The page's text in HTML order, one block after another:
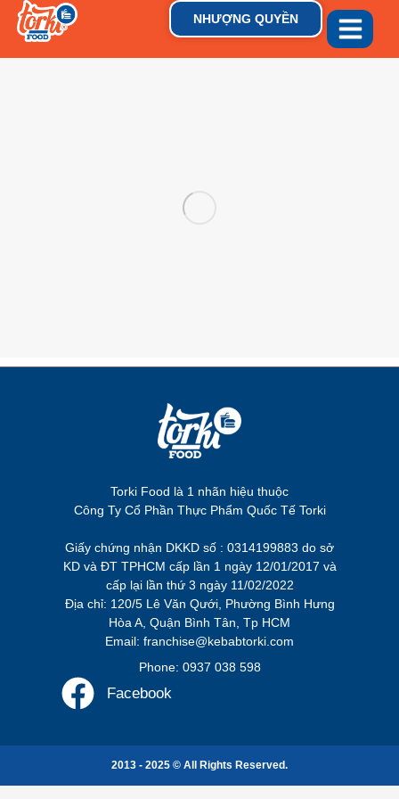
NHƯỢNG QUYỀN
Torki Food là 1 nhãn hiệu thuộc
Công Ty Cổ Phần Thực Phẩm Quốc Tế Torki
Giấy chứng nhận DKKD số : 0314199883 do sở
KD và ĐT TPHCM cấp lần 1 ngày 12/01/2017 và
cấp lại lần thứ 3 ngày 11/02/2022
Địa chỉ: 120/5 Lê Văn Qưới, Phường Bình Hưng
Hòa A, Quận Bình Tân, Tp HCM
Email: franchise@kebabtorki.com
Phone: 0937 038 598
Facebook
2013 - 2025 © All Rights Reserved.